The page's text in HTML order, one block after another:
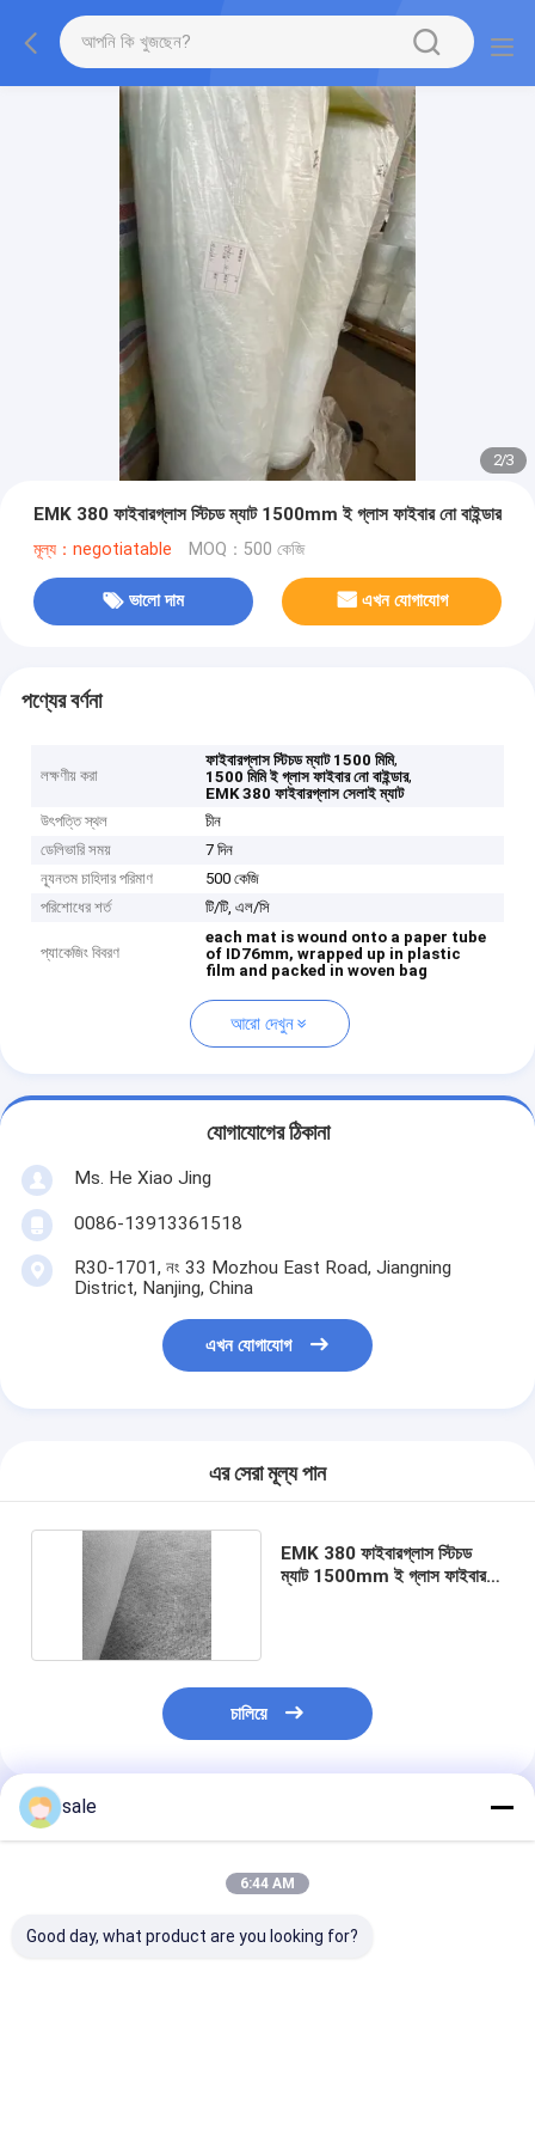
2/3
EMK 380 ফাইবারগ্লাস স্টিচড ম্যাট 1500mm ই গ্লাস ফাইবার নো বাইন্ডার
মূল্য：negotiatable MOQ：500 কেজি
ভালো দাম এখন যোগাযোগ
পণ্যের বর্ণনা
লক্ষণীয় করা
ফাইবারগ্লাস স্টিচড ম্যাট 1500 মিমি,
1500 মিমি ই গ্লাস ফাইবার নো বাইন্ডার,
EMK 380 ফাইবারগ্লাস সেলাই ম্যাট
উৎপত্তি স্থল
চীন
ডেলিভারি সময়
7 দিন
ন্যূনতম চাহিদার পরিমাণ
500 কেজি
পরিশোধের শর্ত
টি/টি, এল/সি
প্যাকেজিং বিবরণ
each mat is wound onto a paper tube
of ID76mm, wrapped up in plastic
film and packed in woven bag
আরো দেখুন
যোগাযোগের ঠিকানা
Ms. He Xiao Jing
0086-13913361518
R30-1701, নং 33 Mozhou East Road, Jiangning
District, Nanjing, China
এখন যোগাযোগ
এর সেরা মূল্য পান
EMK 380 ফাইবারগ্লাস স্টিচড
ম্যাট 1500mm ই গ্লাস ফাইবার
চালিয়ে
প্রস্তাবিত পণ্য
sale
6:44 AM
Good day, what product are you looking for?